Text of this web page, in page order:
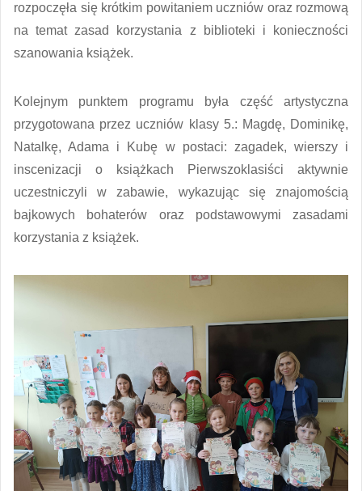
rozpoczęła się krótkim powitaniem uczniów oraz rozmową
na temat zasad korzystania z biblioteki i konieczności
szanowania książek.
Kolejnym punktem programu była część artystyczna
przygotowana przez uczniów klasy 5.: Magdę, Dominikę,
Natalkę, Adama i Kubę w postaci: zagadek, wierszy i
inscenizacji o książkach Pierwszoklasiści aktywnie
uczestniczyli w zabawie, wykazując się znajomością
bajkowych bohaterów oraz podstawowymi zasadami
korzystania z książek.